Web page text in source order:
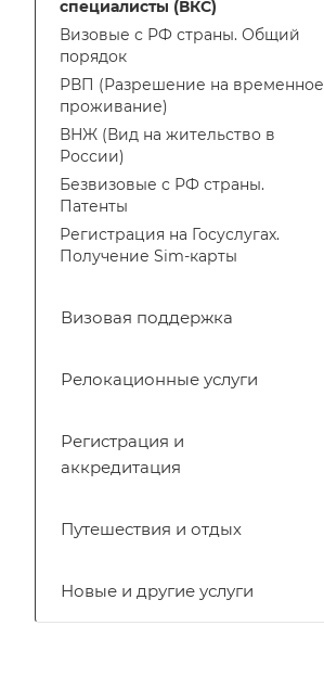
специалисты (ВКС)
Визовые с РФ страны. Общий
порядок
РВП (Разрешение на временное
проживание)
ВНЖ (Вид на жительство в
России)
Безвизовые с РФ страны.
Патенты
Регистрация на Госуслугах.
Получение Sim-карты
Визовая поддержка
Релокационные услуги
Регистрация и
аккредитация
Путешествия и отдых
Новые и другие услуги